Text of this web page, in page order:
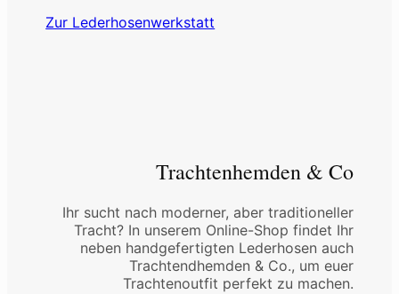
Zur Lederhosenwerkstatt
Trachtenhemden & Co
Ihr sucht nach moderner, aber traditioneller
Tracht? In unserem Online-Shop findet Ihr
neben handgefertigten Lederhosen auch
Trachtendhemden & Co., um euer
Trachtenoutfit perfekt zu machen.